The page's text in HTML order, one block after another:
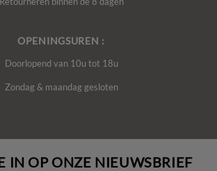
OPENINGSUREN :
Doorlopend van 10u tot 18u
Zondag & maandag gesloten
IN OP ONZE NIEUWSBRIEF